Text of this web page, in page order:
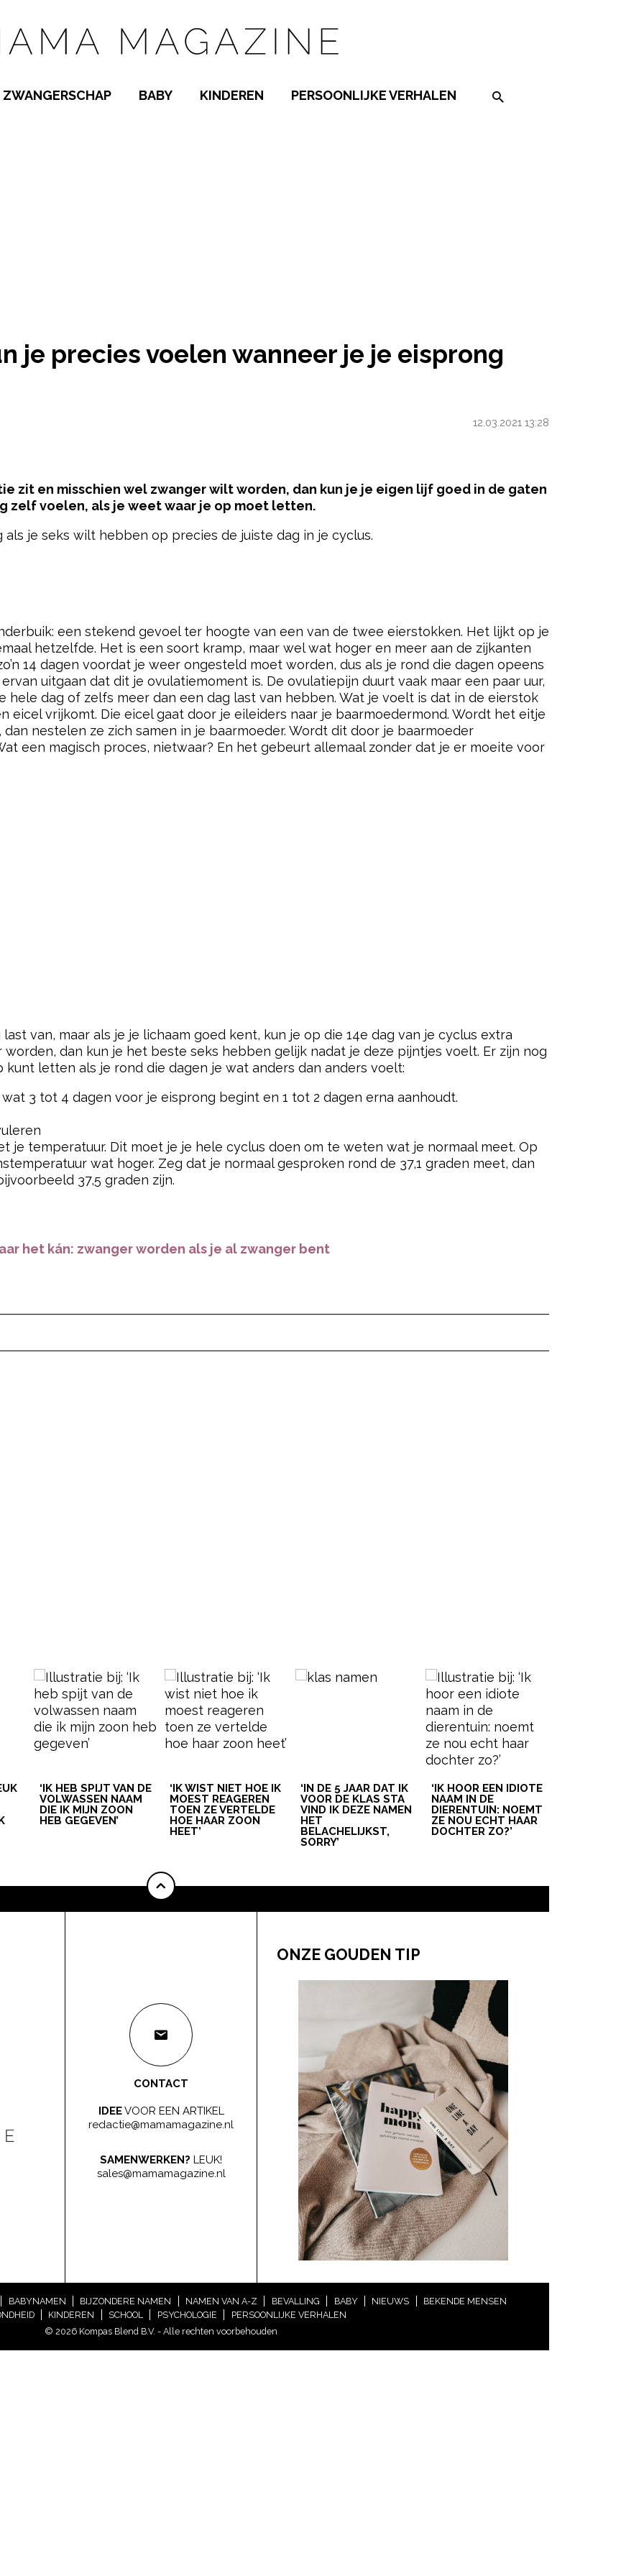
ZWANGERSCHAP BABY KINDEREN PERSOONLIJKE VERHALEN Search on the website
je precies voelen wanneer je je eisprong
12.03.2021 13:28
zit en misschien wel zwanger wilt worden, dan kun je je eigen lijf goed in de gaten
zelf voelen, als je weet waar je op moet letten.
je seks wilt hebben op precies de juiste dag in je cyclus.
een stekend gevoel ter hoogte van een van de twee eierstokken. Het lijkt op je
hetzelfde. Het is een soort kramp, maar wel wat hoger en meer aan de zijkanten
14 dagen voordat je weer ongesteld moet worden, dus als je rond die dagen opeens
uitgaan dat dit je ovulatiemoment is. De ovulatiepijn duurt vaak maar een paar uur,
hele dag of zelfs meer dan een dag last van hebben. Wat je voelt is dat in de eierstok
eicel vrijkomt. Die eicel gaat door je eileiders naar je baarmoedermond. Wordt het eitje
nestelen ze zich samen in je baarmoeder. Wordt dit door je baarmoeder
een magisch proces, nietwaar? En het gebeurt allemaal zonder dat je er moeite voor
van, maar als je je lichaam goed kent, kun je op die 14e dag van je cyclus extra
dan kun je het beste seks hebben gelijk nadat je deze pijntjes voelt. Er zijn nog
letten als je rond die dagen je wat anders dan anders voelt:
3 tot 4 dagen voor je eisprong begint en 1 tot 2 dagen erna aanhoudt.
je temperatuur. Dit moet je je hele cyclus doen om te weten wat je normaal meet. Op
wat hoger. Zeg dat je normaal gesproken rond de 37,1 graden meet, dan
37,5 graden zijn.
het kán: zwanger worden als je al zwanger bent
‘IK HEB SPIJT VAN DE
VOLWASSEN NAAM
DIE IK MIJN ZOON
HEB GEGEVEN’
‘IK WIST NIET HOE IK
MOEST REAGEREN
TOEN ZE VERTELDE
HOE HAAR ZOON
HEET’
‘IN DE 5 JAAR DAT IK
VOOR DE KLAS STA
VIND IK DEZE NAMEN
HET
BELACHELIJKST,
SORRY’
‘IK HOOR EEN IDIOTE
NAAM IN DE
DIERENTUIN: NOEMT
ZE NOU ECHT HAAR
DOCHTER ZO?’
CONTACT
IDEEVOOR EEN ARTIKEL
redactie@mamamagazine.nl
SAMENWERKEN? LEUK!
sales@mamamagazine.nl
ONZE GOUDEN TIP
BABYNAMEN BIJZONDERE NAMEN NAMEN VAN A-Z BEVALLING BABY NIEUWS
BEKENDE MENSEN
KINDEREN SCHOOL PSYCHOLOGIE
PERSOONLIJKE VERHALEN
© 2026 Kompas Blend B.V. - Alle rechten voorbehouden